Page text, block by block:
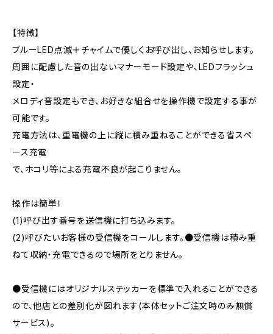
【特徴】
ブルーLED点滅＋チャイムで優しくお呼び出し、お知らせします。
周囲に配慮した音の出ないマナーモード設定や、LEDフラッシュ
設定・
メロディ音設定もでき、お好きな組合せを操作機で設定する事が
可能です。
充電方法は、重電機の上に縦に積み重ねることができる省スペ
ース充電
で、ホコリ等による充電不良が起こりません。
操作は簡単！
(1)呼び出す番号を送信機に打ち込みます。
(2)呼びたいお客様の受信機をコールします。●受信機は積み重
ねて収納・充電できるので場所をとりません。
●受信機にはオリジナルステッカーを標準で入れることができる
ので、他店との差別化が図れます(本体セットご注文時のみ無償
サービス)。